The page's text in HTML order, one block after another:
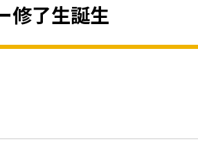
修了生誕生